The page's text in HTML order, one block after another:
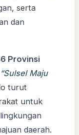
serta
dan
Provinsi
“Sulsel Maju
turut
untuk
daerah.